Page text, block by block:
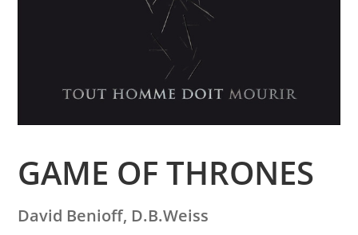
GAME OF THRONES
David Benioff, D.B.Weiss